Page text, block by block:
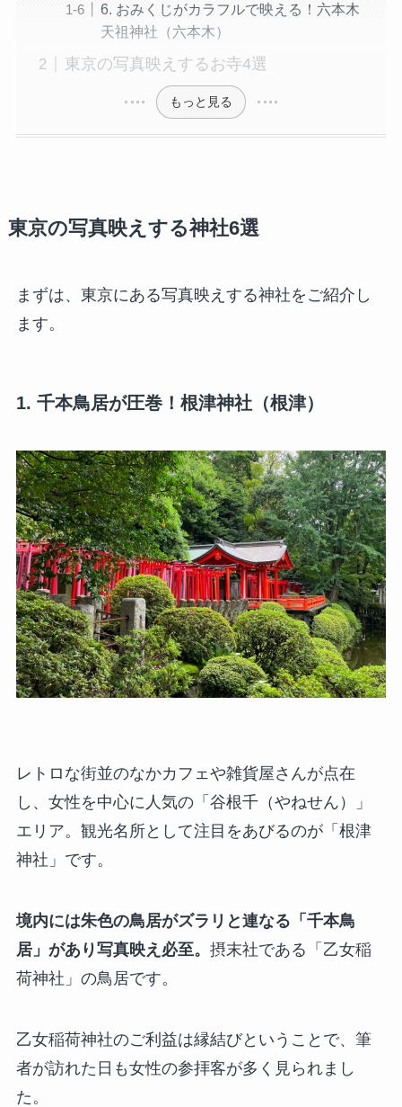
6. おみくじがカラフルで映える！六本木
天祖神社（六本木）
東京の写真映えするお寺4選
もっと見る
東京の写真映えする神社6選
まずは、東京にある写真映えする神社をご紹介し
ます。
1. 千本鳥居が圧巻！根津神社（根津）
レトロな街並のなかカフェや雑貨屋さんが点在
し、女性を中心に人気の「谷根千（やねせん）」
エリア。観光名所として注目をあびるのが「根津
神社」です。
境内には朱色の鳥居がズラリと連なる「千本鳥
居」があり写真映え必至。 摂末社である「乙女稲
荷神社」の鳥居です。
乙女稲荷神社のご利益は縁結びということで、筆
者が訪れた日も女性の参拝客が多く見られまし
た。